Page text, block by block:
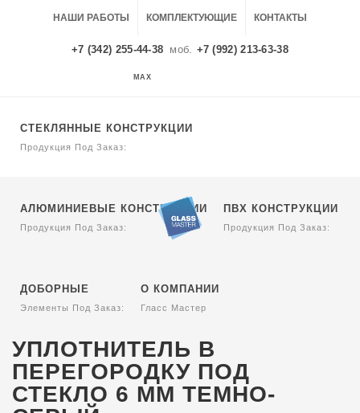
НАШИ РАБОТЫ КОМПЛЕКТУЮЩИЕ КОНТАКТЫ
+7 (342) 255-44-38 моб. +7 (992) 213-63-38
MAX
СТЕКЛЯННЫЕ КОНСТРУКЦИИ
Продукция Под Заказ:
АЛЮМИНИЕВЫЕ КОНСТРУКЦИИ
Продукция Под Заказ:
ПВХ КОНСТРУКЦИИ
Продукция Под Заказ:
ДОБОРНЫЕ
Элементы Под Заказ:
О КОМПАНИИ
Гласс Мастер
УПЛОТНИТЕЛЬ В
ПЕРЕГОРОДКУ ПОД
СТЕКЛО 6 ММ ТЕМНО-